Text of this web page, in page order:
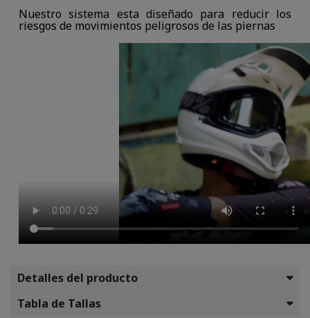
Nuestro sistema esta diseñado para reducir los
riesgos de movimientos peligrosos de las piernas
Detalles del producto
Tabla de Tallas